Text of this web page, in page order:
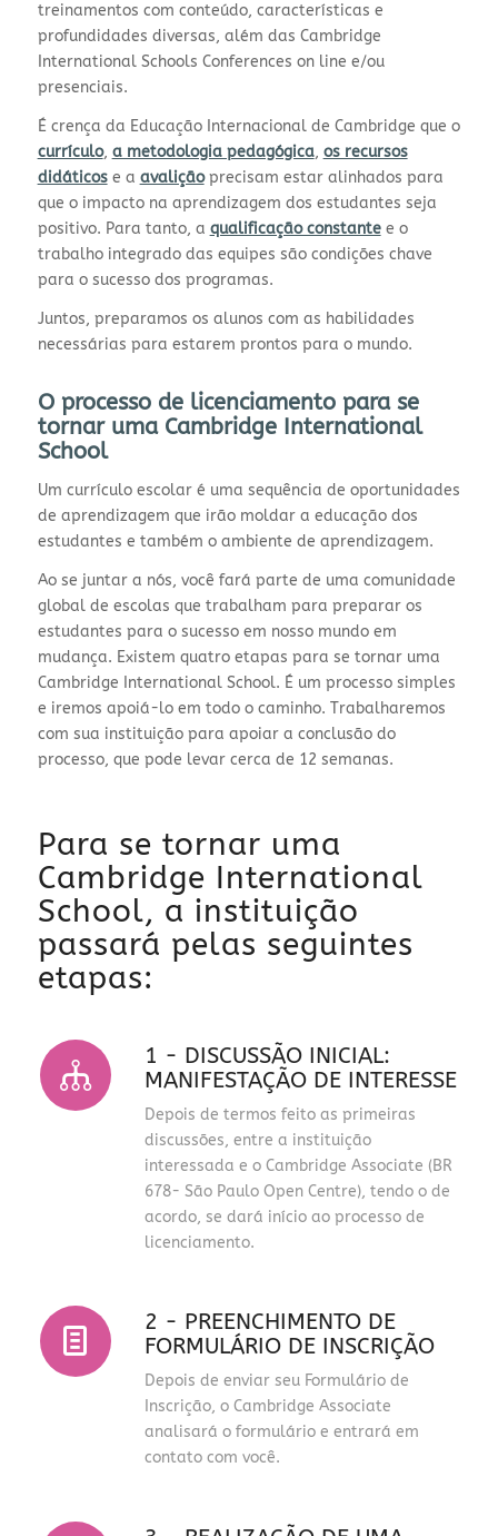
treinamentos com conteúdo, características e
profundidades diversas, além das Cambridge
International Schools Conferences on line e/ou
presenciais.
É crença da Educação Internacional de Cambridge que o
currículo, a metodologia pedagógica, os recursos
didáticose a avaliçãoprecisam estar alinhados para
que o impacto na aprendizagem dos estudantes seja
positivo. Para tanto, a qualificação constantee o
trabalho integrado das equipes são condições chave
para o sucesso dos programas.
Juntos, preparamos os alunos com as habilidades
necessárias para estarem prontos para o mundo.
O processo de licenciamento para se
tornar uma Cambridge International
School
Um currículo escolar é uma sequência de oportunidades
de aprendizagem que irão moldar a educação dos
estudantes e também o ambiente de aprendizagem.
Ao se juntar a nós, você fará parte de uma comunidade
global de escolas que trabalham para preparar os
estudantes para o sucesso em nosso mundo em
mudança. Existem quatro etapas para se tornar uma
Cambridge International School. É um processo simples
e iremos apoiá-lo em todo o caminho. Trabalharemos
com sua instituição para apoiar a conclusão do
processo, que pode levar cerca de 12 semanas.
Para se tornar uma
Cambridge International
School, a instituição
passará pelas seguintes
etapas:
1 - DISCUSSÃO INICIAL:
MANIFESTAÇÃO DE INTERESSE
Depois de termos feito as primeiras
discussões, entre a instituição
interessada e o Cambridge Associate (BR
678- São Paulo Open Centre), tendo o de
acordo, se dará início ao processo de
licenciamento.
2 - PREENCHIMENTO DE
FORMULÁRIO DE INSCRIÇÃO
Depois de enviar seu Formulário de
Inscrição, o Cambridge Associate
analisará o formulário e entrará em
contato com você.